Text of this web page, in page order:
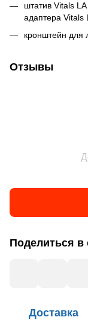
штатив Vitals
адаптера Vitals
кронштейн для
Отзывы
Поделиться в
Доставка